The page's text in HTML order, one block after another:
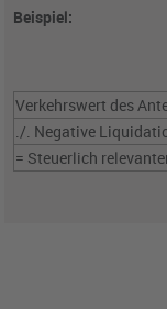
Beispiel:
Verkehrswert des
./. Negative
= Steuerlich